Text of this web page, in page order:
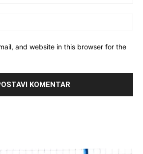
and website in this browser for the